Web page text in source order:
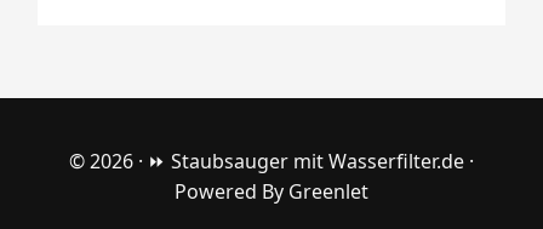
© 2026 · ⏩ Staubsauger mit Wasserfilter.de ·
Powered By Greenlet